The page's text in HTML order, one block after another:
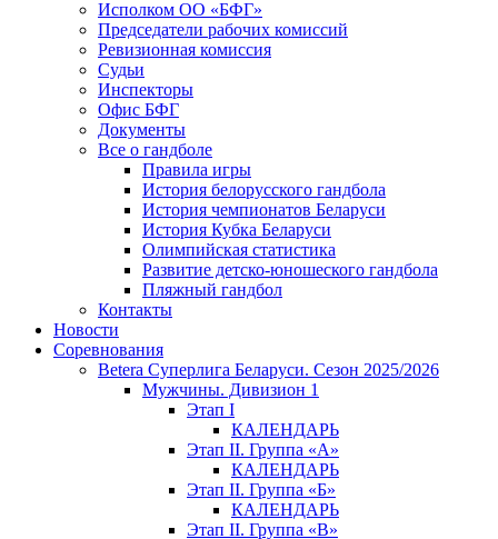
Исполком ОО «БФГ»
Председатели рабочих комиссий
Ревизионная комиссия
Судьи
Инспекторы
Офис БФГ
Документы
Все о гандболе
Правила игры
История белорусского гандбола
История чемпионатов Беларуси
История Кубка Беларуси
Олимпийская статистика
Развитие детско-юношеского гандбола
Пляжный гандбол
Контакты
Новости
Соревнования
Betera Суперлига Беларуси. Сезон 2025/2026
Мужчины. Дивизион 1
Этап I
КАЛЕНДАРЬ
Этап II. Группа «А»
КАЛЕНДАРЬ
Этап II. Группа «Б»
КАЛЕНДАРЬ
Этап II. Группа «В»